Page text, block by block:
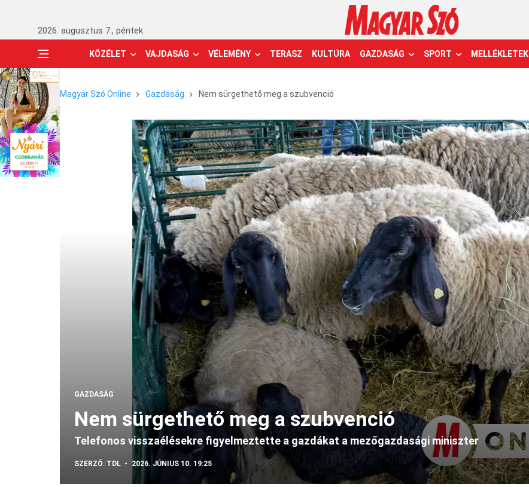
2026. augusztus 7., péntek
KÖZÉLET VAJDASÁG VÉLEMÉNY TERASZ KULTÚRA GAZDASÁG SPORT MELLÉKLETEK
Magyar Szó Online Gazdaság Nem sürgethető meg a szubvenció
GAZDASÁG
Nem sürgethető meg a szubvenció
Telefonos visszaélésekre figyelmeztette a gazdákat a mezőgazdasági miniszter
SZERZŐ: TDL 2026. JÚNIUS 10. 19:25